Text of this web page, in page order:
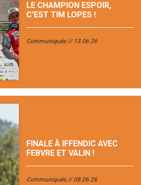
LE CHAMPION ESPOIR,
C’EST TIM LOPES !
Communiqués 13.06.26
FINALE À IFFENDIC AVEC
FEBVRE ET VALIN !
Communiqués 08.06.26